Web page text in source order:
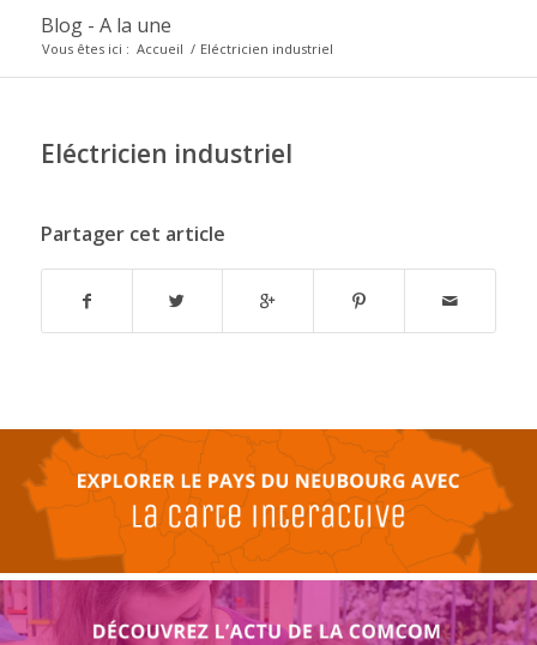
Blog - A la une
Vous êtes ici : Accueil / Eléctricien industriel
Eléctricien industriel
Partager cet article